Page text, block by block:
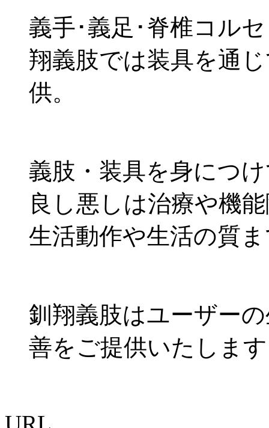
義手･義足･脊椎コル
翔義肢では装具を通
供。
義肢・装具を身につ
良し悪しは治療や機
生活動作や生活の質
釧翔義肢はユーザー
善をご提供いたしま